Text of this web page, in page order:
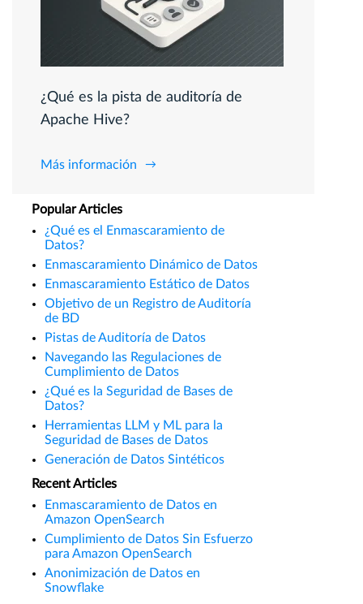
¿Qué es la pista de auditoría de
Apache Hive?
Más información
Popular Articles
¿Qué es el Enmascaramiento de
Datos?
Enmascaramiento Dinámico de Datos
Enmascaramiento Estático de Datos
Objetivo de un Registro de Auditoría
de BD
Pistas de Auditoría de Datos
Navegando las Regulaciones de
Cumplimiento de Datos
¿Qué es la Seguridad de Bases de
Datos?
Herramientas LLM y ML para la
Seguridad de Bases de Datos
Generación de Datos Sintéticos
Recent Articles
Enmascaramiento de Datos en
Amazon OpenSearch
Cumplimiento de Datos Sin Esfuerzo
para Amazon OpenSearch
Anonimización de Datos en
Snowflake